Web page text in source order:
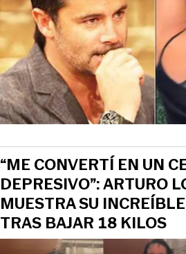
“ME CONVERTÍ EN UN
DEPRESIVO”: ARTURO
MUESTRA SU
TRAS BAJAR 18 KILOS